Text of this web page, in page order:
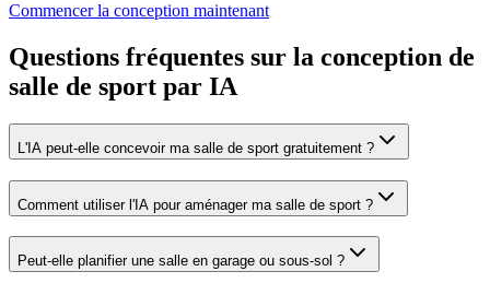
Commencer la conception maintenant
Questions fréquentes sur la conception de
salle de sport par IA
L'IA peut-elle concevoir ma salle de sport gratuitement ?
Comment utiliser l'IA pour aménager ma salle de sport ?
Peut-elle planifier une salle en garage ou sous-sol ?